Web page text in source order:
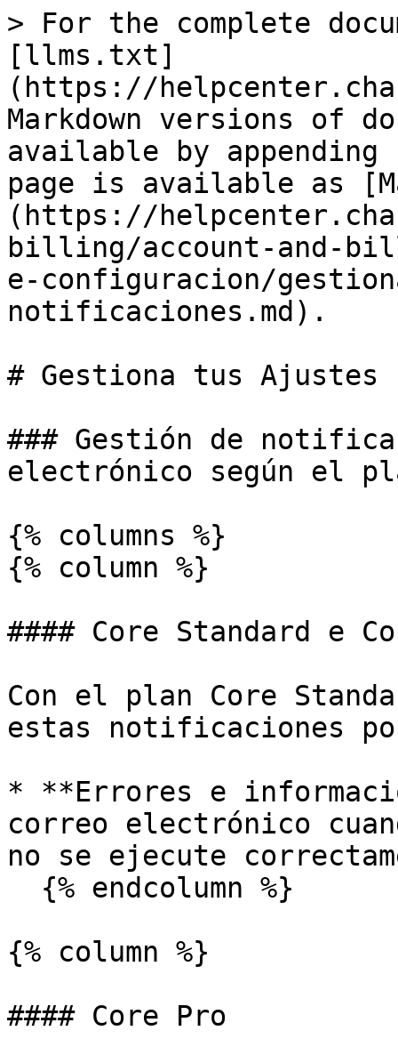
> For the complete
[llms.txt]
(https://
Markdown versions of
available by
page is available as
(https://
billing/account-and-
e-configuracion/
notificaciones.md).
# Gestiona tus
### Gestión de
electrónico según el
{% columns %}
{% column %}
#### Core Standard e
Con el plan Core
estas notificaciones
* **Errores e
correo electrónico
no se ejecute
{% column %}
#### Core Pro